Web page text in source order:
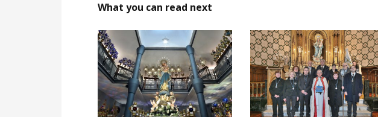
What you can read next